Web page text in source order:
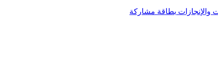
والإنجازات بطاقة مشاركة